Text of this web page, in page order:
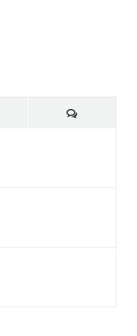
Comments